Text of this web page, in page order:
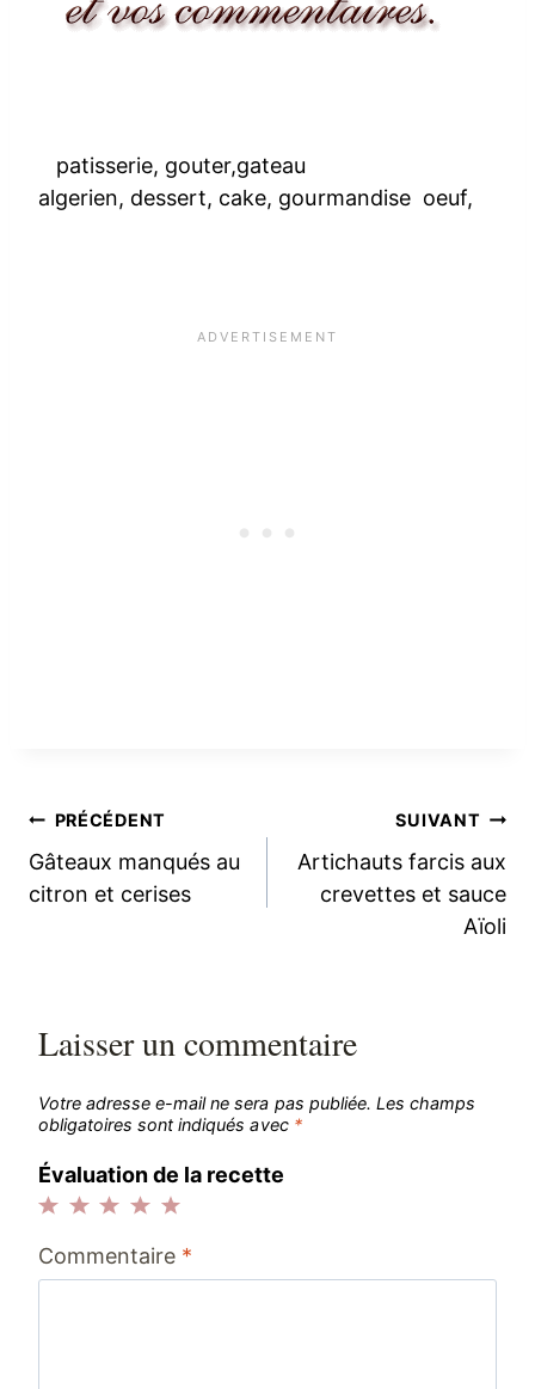
patisserie, gouter,gateau
algerien, dessert, cake, gourmandise oeuf,
Navigation
de
PRÉCÉDENT
Gâteaux manqués au
citron et cerises
SUIVANT
Artichauts farcis aux
crevettes et sauce
Aïoli
Laisser un commentaire
Votre adresse e-mail ne sera pas publiée. Les champs
obligatoires sont indiqués avec *
Évaluation de la recette
étoiles
étoiles
étoiles
étoiles
étoile
Commentaire *